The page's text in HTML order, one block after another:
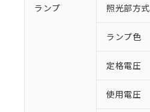
ランプ 照光部方式
ランプ色
定格電圧
使用電圧